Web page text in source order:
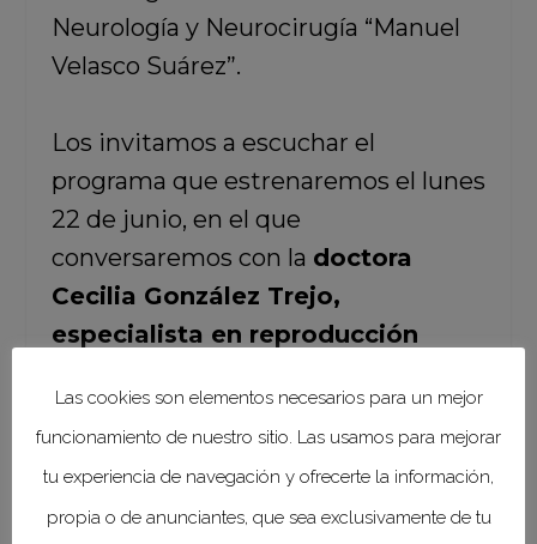
Neurología y Neurocirugía “Manuel
Velasco Suárez”.
Los invitamos a escuchar el
programa que estrenaremos el lunes
22 de junio, en el que
conversaremos con la doctora
Cecilia González Trejo,
especialista en reproducción
de que les proporcionará
información muy interesante.
Las cookies son elementos necesarios para un mejor
funcionamiento de nuestro sitio. Las usamos para mejorar
tu experiencia de navegación y ofrecerte la información,
propia o de anunciantes, que sea exclusivamente de tu